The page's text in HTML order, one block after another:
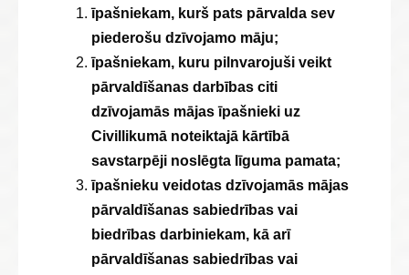
īpašniekam, kurš pats pārvalda sev
piederošu dzīvojamo māju;
īpašniekam, kuru pilnvarojuši veikt
pārvaldīšanas darbības citi
dzīvojamās mājas īpašnieki uz
Civillikumā noteiktajā kārtībā
savstarpēji noslēgta līguma pamata;
īpašnieku veidotas dzīvojamās mājas
pārvaldīšanas sabiedrības vai
biedrības darbiniekam, kā arī
pārvaldīšanas sabiedrības vai